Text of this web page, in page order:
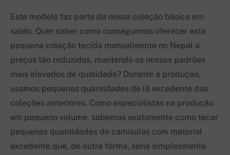
Este modelo faz parte da nossa coleção básica em
saldo. Quer saber como conseguimos oferecer esta
pequena coleção tecida manualmente no Nepal a
preços tão reduzidos, mantendo os nossos padrões
mais elevados de qualidade? Durante a produção,
usamos pequenas quantidades de lã excedente das
coleções anteriores. Como especialistas na produção
em pequeno volume, sabemos exatamente como tecer
pequenas quantidades de camisolas com material
excedente que, de outra forma, seria simplesmente